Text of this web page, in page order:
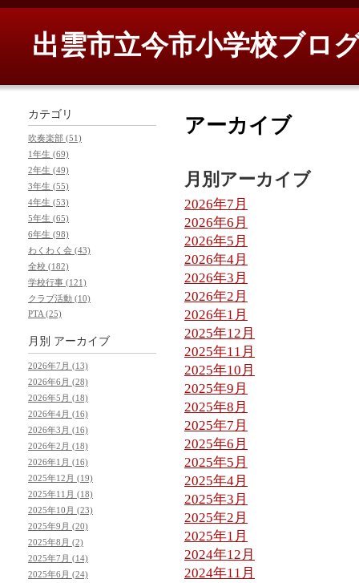
出雲市立今市小学校ブロ
アーカイブ
月別アーカイブ
2026年7月
2026年6月
2026年5月
2026年4月
2026年3月
2026年2月
2026年1月
2025年12月
2025年11月
2025年10月
2025年9月
2025年8月
2025年7月
2025年6月
2025年5月
2025年4月
2025年3月
2025年2月
2025年1月
2024年12月
2024年11月
カテゴリ
吹奏楽部 (51)
1年生 (69)
2年生 (49)
3年生 (55)
4年生 (53)
5年生 (65)
6年生 (98)
わくわく会 (43)
全校 (182)
学校行事 (121)
クラブ活動 (10)
PTA (25)
月別 アーカイブ
2026年7月 (13)
2026年6月 (28)
2026年5月 (18)
2026年4月 (16)
2026年3月 (16)
2026年2月 (18)
2026年1月 (16)
2025年12月 (19)
2025年11月 (18)
2025年10月 (23)
2025年9月 (20)
2025年8月 (2)
2025年7月 (14)
2025年6月 (24)